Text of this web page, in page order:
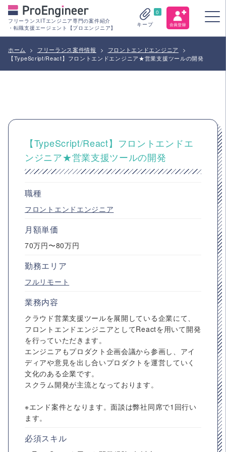
フリーランスITエンジニア専門の案件紹介
・転職支援エージェント【プロエンジニア】
0
キープ
ホーム > フリーランス案件情報 > フロントエンドエンジニア
>
【TypeScript/React】フロントエンドエンジニア★営業支援ツールの開発
【TypeScript/React】フロントエンドエ
ンジニア★営業支援ツールの開発
職種
フロントエンドエンジニア
月額単価
70万円〜80万円
勤務エリア
フルリモート
業務内容
クラウド営業支援ツールを展開している企業にて、
フロントエンドエンジニアとしてReactを用いて開発
を行っていただきます。
エンジニアもプロダクト企画会議から参画し、アイ
ディアや意見を出し合いプロダクトを運営していく
文化のある企業です。
スクラム開発が主流となっております。
※エンド案件となります。面談は弊社同席で1回行い
ます。
必須スキル